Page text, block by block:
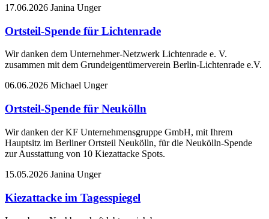
17.06.2026 Janina Unger
Ortsteil-Spende für Lichtenrade
Wir danken dem Unternehmer-Netzwerk Lichtenrade e. V.
zusammen mit dem Grundeigentümerverein Berlin-Lichtenrade e.V.
06.06.2026 Michael Unger
Ortsteil-Spende für Neukölln
Wir danken der KF Unternehmensgruppe GmbH, mit Ihrem
Hauptsitz im Berliner Ortsteil Neukölln, für die Neukölln-Spende
zur Ausstattung von 10 Kiezattacke Spots.
15.05.2026 Janina Unger
Kiezattacke im Tagesspiegel